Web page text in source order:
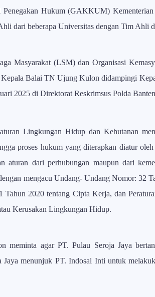
Hukum (GAKKUM)
dari beberapa Universitas dengan Tim Ahli
Masyarakat (LSM) dan Organisasi
Balai TN Ujung Kulon didampingi
2025 di Direktorat Reskrimsus Polda
Lingkungan Hidup dan Kehutanan
proses hukum yang diterapkan diatur
aturan dari perhubungan maupun dari
mengacu Undang- Undang Nomor: 32
2020 tentang Cipta Kerja, dan
Kerusakan Lingkungan Hidup.
agar PT. Pulau Seroja Jaya
menunjuk PT. Indosal Inti untuk